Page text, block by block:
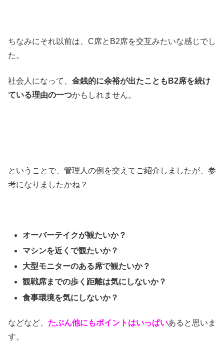
ちなみにそれ以前は、C席とB2席を交互みたいな感じでし
た。
社会人になって、 金銭的に余裕が出たこともB2席を続け
ている理由の一つかもしれません。
ということで、管理人の例を交えてご紹介しましたが、参
考になりましたかね？
オーバーテイクが観たいか？
マシンを近くで観たいか？
大型モニターのある席で観たいか？
観戦席までの歩く距離は気にしないか？
食事環境を気にしないか？
などなど、 たぶん他にもポイントはいっぱいあると思いま
す。